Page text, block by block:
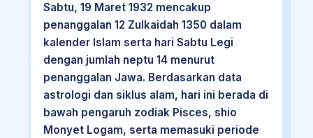
Sabtu, 19 Maret 1932 mencakup
penanggalan 12 Zulkaidah 1350 dalam
kalender Islam serta hari Sabtu Legi
dengan jumlah neptu 14 menurut
penanggalan Jawa. Berdasarkan data
astrologi dan siklus alam, hari ini berada di
bawah pengaruh zodiak Pisces, shio
Monyet Logam, serta memasuki periode